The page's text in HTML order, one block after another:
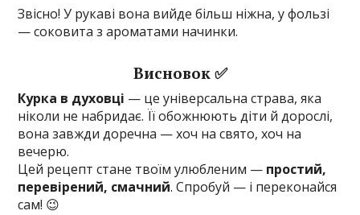
Звісно! У рукаві вона вийде більш ніжна, у фользі
— соковита з ароматами начинки.
Висновок ✅
Курка в духовці — це універсальна страва, яка
ніколи не набридає. Її обожнюють діти й дорослі,
вона завжди доречна — хоч на свято, хоч на
вечерю.
Цей рецепт стане твоїм улюбленим — простий,
перевірений, смачний. Спробуй — і переконайся
сам! 😉